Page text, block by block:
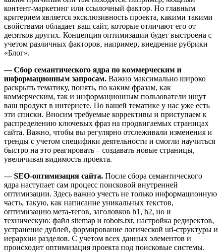
контент-маркетинг или ссылочный фактор. Но главным
критерием является эксклюзивность проекта, какими такими
свойствами обладает ваш сайт, которые отличают его от
десятков других. Концепция оптимизации будет выстроена с
учетом различных факторов, например, внедрение рубрики
«Блог».
— Сбор семантического ядра по коммерческим и
информационным запросам. Важно максимально широко
раскрыть тематику, понять, по каким фразам, как
коммерческим, так и информационным пользователи ищут
ваш продукт в интернете. По вашей тематике у нас уже есть
эти списки. Вносим требуемые коррективы и приступаем к
распределению ключевых фраз на продвигаемых страницах
сайта. Важно, чтобы вы регулярно отслеживали изменения и
тренды с учетом специфики деятельности и смогли научиться
быстро на это реагировать – создавать новые страницы,
увеличивая видимость проекта.
— SEO-оптимизация сайта. После сбора семантического
ядра наступает сам процесс поисковой внутренней
оптимизации. Здесь важно учесть не только информационную
часть, такую, как написание уникальных текстов,
оптимизацию мета-тегов, заголовков h1, h2, но и
техническую: файл sitemap и robots.txt, настройка редиректов,
устранение дублей, формирование логической url-структуры и
иерархии разделов. С учетом всех данных элементов и
происходит оптимизация проекта под поисковые системы.